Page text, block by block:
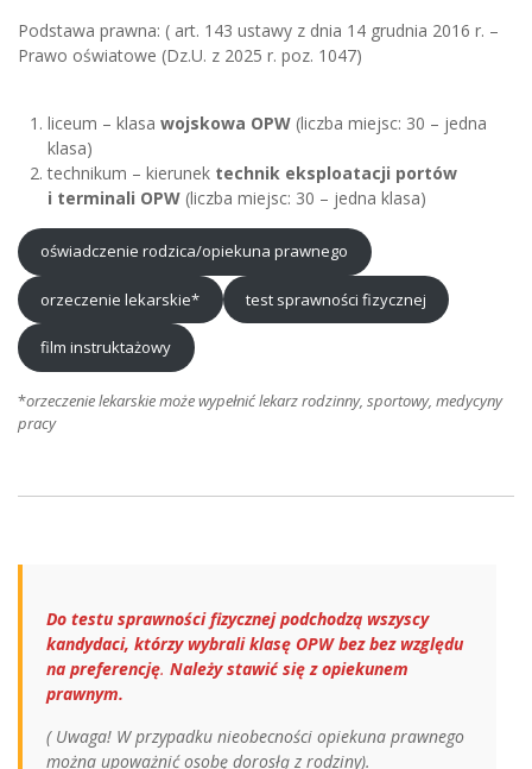
Podstawa prawna: ( art. 143 ustawy z dnia 14 grudnia 2016 r. –
Prawo oświatowe (Dz.U. z 2025 r. poz. 1047)
liceum – klasa wojskowa OPW (liczba miejsc: 30 – jedna
klasa)
technikum – kierunek technik eksploatacji portów
i terminali OPW (liczba miejsc: 30 – jedna klasa)
oświadczenie rodzica/opiekuna prawnego
orzeczenie lekarskie* test sprawności fizycznej
film instruktażowy
*orzeczenie lekarskie może wypełnić lekarz rodzinny, sportowy, medycyny
pracy
Do testu sprawności fizycznej podchodzą wszyscy
kandydaci, którzy wybrali klasę OPW bez bez względu
na preferencję. ​ Należy stawić się z opiekunem
prawnym.
( Uwaga! W przypadku nieobecności opiekuna prawnego
można upoważnić osobę dorosłą z rodziny).